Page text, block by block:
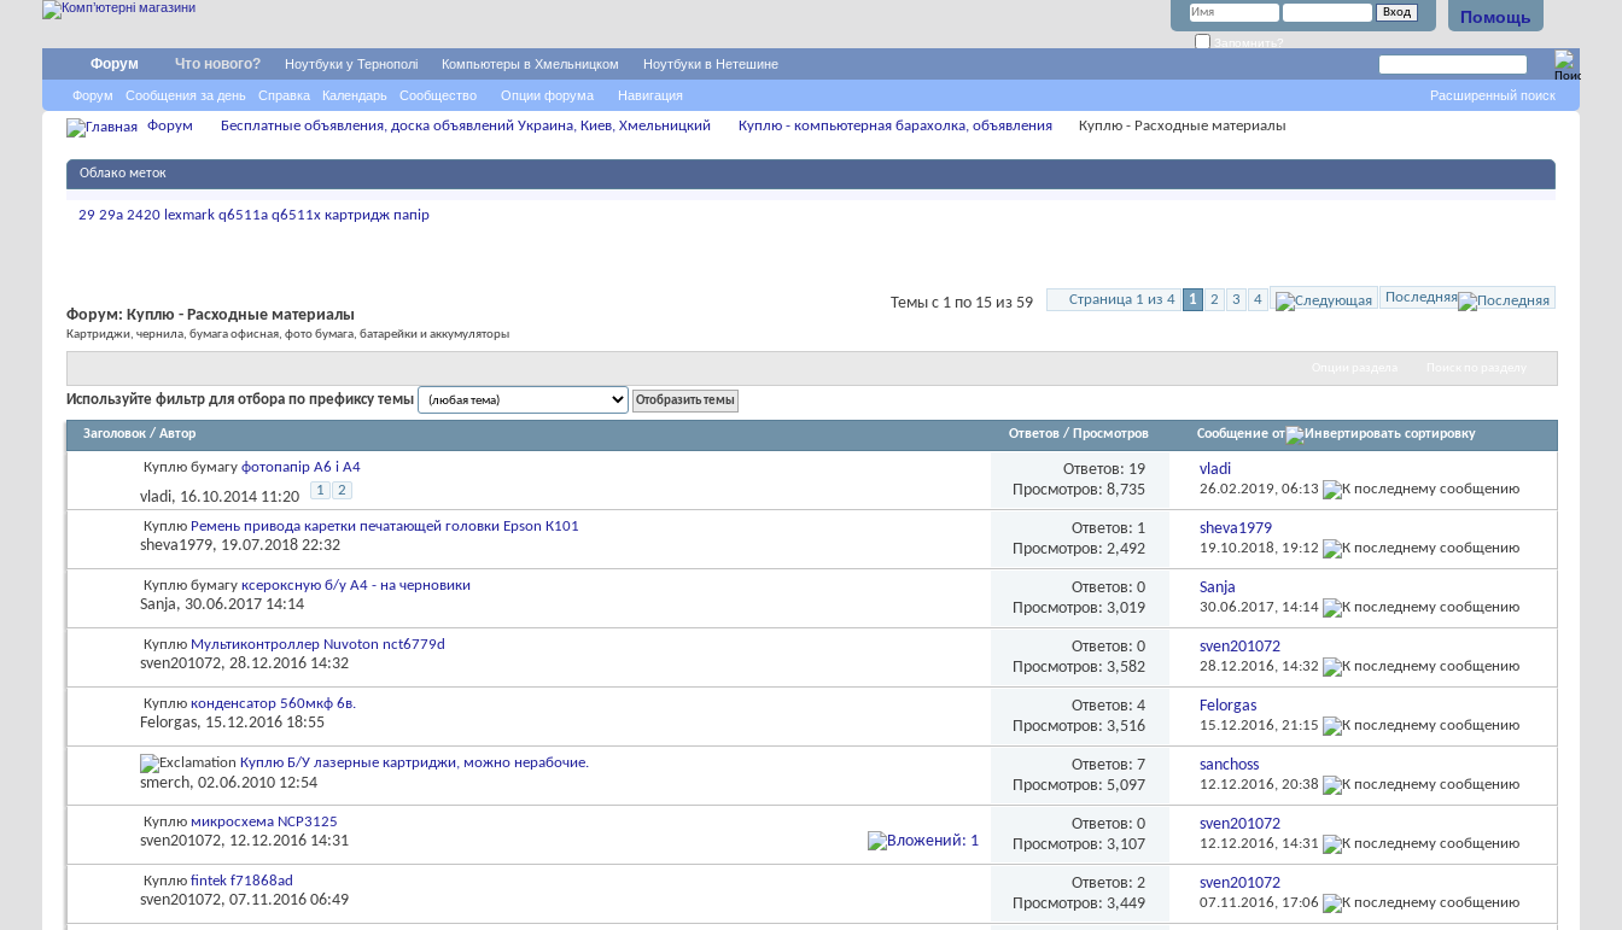
Помощь
Запомнить?
Форум
Форум Сообщения за день Справка Календарь Сообщество Опции форума Навигация
Что нового? Ноутбуки у Тернополі Компьютеры в Хмельницком Ноутбуки в Нетешине
Расширенный поиск
Форум Бесплатные объявления, доска объявлений Украина, Киев, Хмельницкий Куплю - компьютерная барахолка, объявления Куплю - Расходные материалы
Облако меток
29 29a 2420 lexmark q6511a q6511x картридж папір
Страница 1 из 4 1 2 3 4 Последняя
Темы с 1 по 15 из 59
Форум: Куплю - Расходные материалы
Картриджи, чернила, бумага офисная, фото бумага, батарейки и аккумуляторы
Используйте фильтр для отбора по префиксу темы
Заголовок / Автор Ответов / Просмотров Сообщение от
Куплю бумагу фотопапір A6 і А4
vladi, 16.10.2014 11:20 1 2
Ответов: 19
Просмотров: 8,735
vladi
26.02.2019, 06:13
Куплю Ремень привода каретки печатающей головки Epson К101
sheva1979, 19.07.2018 22:32
Ответов: 1
Просмотров: 2,492
sheva1979
19.10.2018, 19:12
Куплю бумагу ксероксную б/у А4 - на черновики
Sanja, 30.06.2017 14:14
Ответов:0
Просмотров: 3,019
Sanja
30.06.2017, 14:14
Куплю Мультиконтроллер Nuvoton nct6779d
sven201072, 28.12.2016 14:32
Ответов:0
Просмотров: 3,582
sven201072
28.12.2016, 14:32
Куплю конденсатор 560мкф 6в.
Felorgas, 15.12.2016 18:55
Ответов:4
Просмотров: 3,516
Felorgas
15.12.2016, 21:15
Куплю Б/У лазерные картриджи, можно нерабочие.
smerch, 02.06.2010 12:54
Ответов:7
Просмотров: 5,097
sanchoss
12.12.2016, 20:38
Куплю микросхема NCP3125
sven201072, 12.12.2016 14:31
Ответов:0
Просмотров: 3,107
sven201072
12.12.2016, 14:31
Куплю fintek f71868ad
sven201072, 07.11.2016 06:49
Ответов:2
Просмотров: 3,449
sven201072
07.11.2016, 17:06